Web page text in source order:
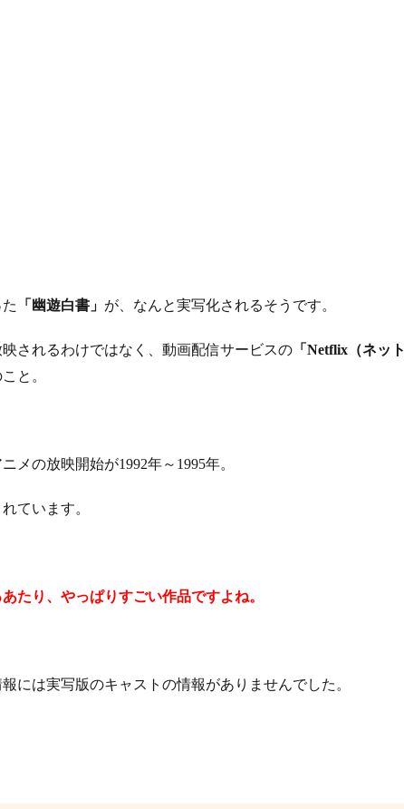
「幽遊白書」 が、なんと実写化されるそうです。
されるわけではなく、動画配信サービスの 「Netflix（ネット
と。
メの放映開始が1992年～1995年。
ています。
たり、やっぱりすごい作品ですよね。
には実写版のキャストの情報がありませんでした。